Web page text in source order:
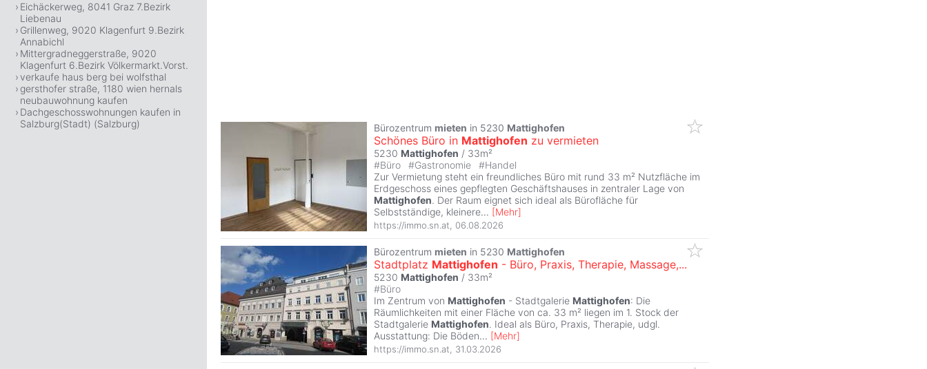
Bürozentrum mieten in 5230 Mattighofen
Schönes Büro in Mattighofen zu vermieten
5230 Mattighofen / 33m²
#Büro #Gastronomie #Handel
Zur Vermietung steht ein freundliches Büro mit rund 33 m² Nutzfläche im
Erdgeschoss eines gepflegten Geschäftshauses in zentraler Lage von
Mattighofen. Der Raum eignet sich ideal als Bürofläche für
Selbstständige, kleinere... [Mehr]
https://immo.sn.at 06.08.2026
Bürozentrum mieten in 5230 Mattighofen
Stadtplatz Mattighofen - Büro, Praxis, Therapie, Massage,...
5230 Mattighofen / 33m²
#Büro
Im Zentrum von Mattighofen - Stadtgalerie Mattighofen: Die
Räumlichkeiten mit einer Fläche von ca. 33 m² liegen im 1. Stock der
Stadtgalerie Mattighofen. Ideal als Büro, Praxis, Therapie, udgl.
Ausstattung: Die Böden... [Mehr]
https://immo.sn.at 31.03.2026
Eichäckerweg, 8041 Graz 7.Bezirk
Liebenau
Grillenweg, 9020 Klagenfurt 9.Bezirk
Annabichl
Mittergradneggerstraße, 9020
Klagenfurt 6.Bezirk Völkermarkt.Vorst.
verkaufe haus berg bei wolfsthal
gersthofer straße, 1180 wien hernals
neubauwohnung kaufen
Dachgeschosswohnungen kaufen in
Salzburg(Stadt) (Salzburg)